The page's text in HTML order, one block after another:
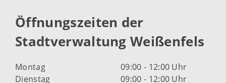
Öffnungszeiten der
Stadtverwaltung Weißenfels
Montag
09:00 - 12:00 Uhr
Dienstag
09:00 - 12:00 Uhr